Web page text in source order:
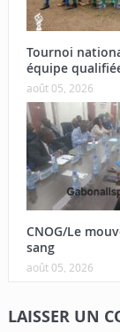
Tournoi
équipe
août 05, 2026
CNOG/Le
sang
août 05, 2026
LAISSER UN